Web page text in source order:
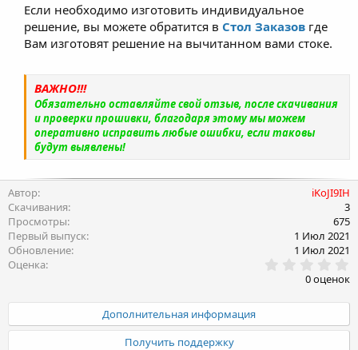
7–15% и зависит от состояния двигателя,
условий эксплуатации и типа
используемого топлива.
Если необходимо изготовить индивидуальное
решение, вы можете обратится в Стол Заказов где
Вам изготовят решение на вычитанном вами стоке.
ВАЖНО!!!
Обязательно оставляйте свой отзыв, после скачивания
и проверки прошивки, благодаря этому мы можем
оперативно исправить любые ошибки, если таковы
будут выявлены!
Автор
iKoJI9IH
Скачивания
3
Просмотры
675
Первый выпуск
1 Июл 2021
Обновление
1 Июл 2021
Оценка
.
0
0
в
ё
0 оценок
Дополнительная информация
Получить поддержку